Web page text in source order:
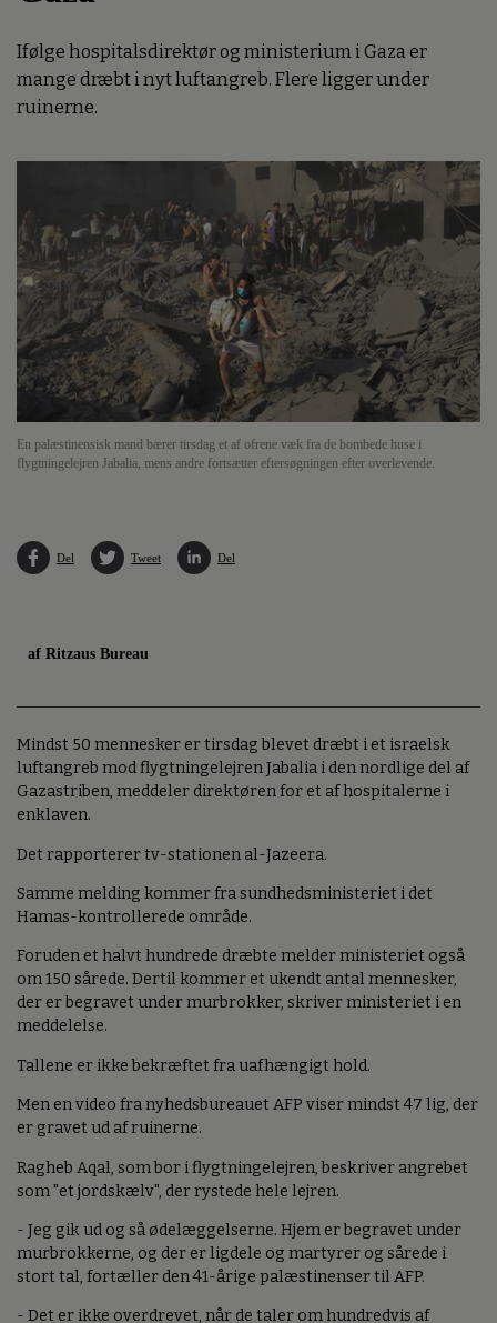
Ifølge hospitalsdirektør og ministerium i Gaza er
mange dræbt i nyt luftangreb. Flere ligger under
ruinerne.
En palæstinensisk mand bærer tirsdag et af ofrene væk fra de bombede huse i
flygtningelejren Jabalia, mens andre fortsætter eftersøgningen efter overlevende.
Del Tweet Del
af Ritzaus Bureau
Mindst 50 mennesker er tirsdag blevet dræbt i et israelsk
luftangreb mod flygtningelejren Jabalia i den nordlige del af
Gazastriben, meddeler direktøren for et af hospitalerne i
enklaven.
Det rapporterer tv-stationen al-Jazeera.
Samme melding kommer fra sundhedsministeriet i det
Hamas-kontrollerede område.
Foruden et halvt hundrede dræbte melder ministeriet også
om 150 sårede. Dertil kommer et ukendt antal mennesker,
der er begravet under murbrokker, skriver ministeriet i en
meddelelse.
Tallene er ikke bekræftet fra uafhængigt hold.
Men en video fra nyhedsbureauet AFP viser mindst 47 lig, der
er gravet ud af ruinerne.
Ragheb Aqal, som bor i flygtningelejren, beskriver angrebet
som "et jordskælv", der rystede hele lejren.
- Jeg gik ud og så ødelæggelserne. Hjem er begravet under
murbrokkerne, og der er ligdele og martyrer og sårede i
stort tal, fortæller den 41-årige palæstinenser til AFP.
- Det er ikke overdrevet, når de taler om hundredvis af